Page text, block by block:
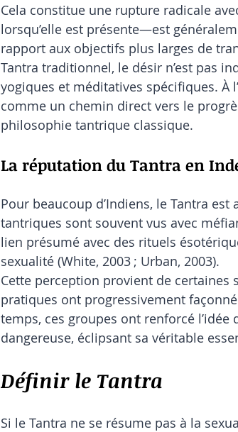
Cela constitue une rupture radicale
lorsqu’elle est présente—est
rapport aux objectifs plus larges de
Tantra traditionnel, le désir n’est pas
yogiques et méditatives spécifiques. À
comme un chemin direct vers le
philosophie tantrique classique.
La réputation du Tantra en
Pour beaucoup d’Indiens, le Tantra
tantriques sont souvent vus avec
lien présumé avec des rituels
sexualité (White, 2003 ; Urban, 2003).
Cette perception provient de certaines
pratiques ont progressivement
temps, ces groupes ont renforcé
dangereuse, éclipsant sa véritable
Définir le Tantra
Si le Tantra ne se résume pas à la